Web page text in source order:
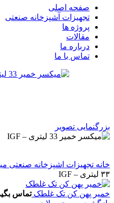
صفحه اصلی
تجهیزات آشپزخانه صنعتی
پروژه ها
مقالات
درباره ما
تماس با ما
بزرگنمایی تصویر
خانه تجهیزات اشپزخانه صنعتی
۳۳ لیتری – IGF
خمیر پهن کن تک غلطکتماس